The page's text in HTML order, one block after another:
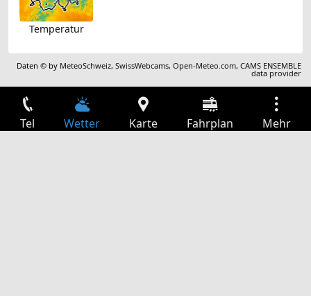
Temperatur
Daten © by MeteoSchweiz,SwissWebcams,Open-Meteo.com,CAMS ENSEMBLE
data provider
Tel Wetter Karte Fahrplan Mehr